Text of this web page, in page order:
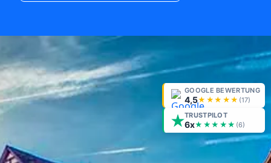
GOOGLE BEWERTUNG
4,5★★★★★ (17)
TRUSTPILOT
6x★★★★★ (6)